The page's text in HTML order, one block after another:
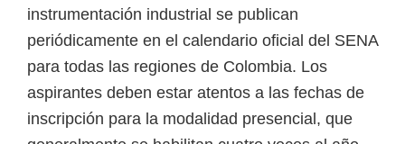
instrumentación industrial se publican
periódicamente en el calendario oficial del SENA
para todas las regiones de Colombia. Los
aspirantes deben estar atentos a las fechas de
inscripción para la modalidad presencial, que